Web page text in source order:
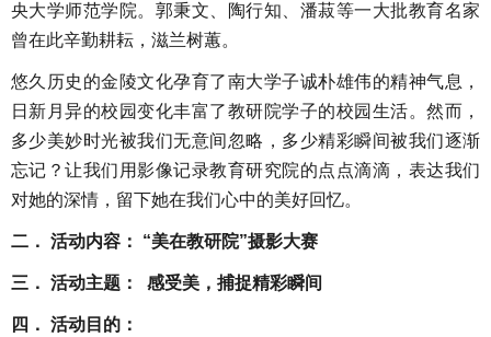
央大学师范学院。郭秉文、陶行知、潘菽等一大批教育名家
曾在此辛勤耕耘，滋兰树蕙。
悠久历史的金陵文化孕育了南大学子诚朴雄伟的精神气息，
日新月异的校园变化丰富了教研院学子的校园生活。然而，
多少美妙时光被我们无意间忽略，多少精彩瞬间被我们逐渐
忘记？让我们用影像记录教育研究院的点点滴滴，表达我们
对她的深情，留下她在我们心中的美好回忆。
二． 活动内容： “美在教研院”摄影大赛
三． 活动主题： 感受美，捕捉精彩瞬间
四． 活动目的：